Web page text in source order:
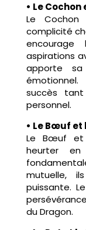
• Le Cochon
Le
complicité
aspirations
apporte
succès
personnel.
• Le Bœuf et
Le Bœuf et
heurter
mutuelle,
puissante.
du Dragon.